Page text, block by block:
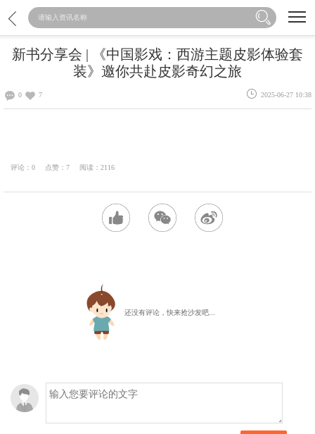
新书分享会 | 《中国影戏：西游主题皮影体验套
装》邀你共赴皮影奇幻之旅
2025-06-27 10:38
0 7
评论： 0 点赞： 7 阅读： 2116
还没有评论，快来抢沙发吧...